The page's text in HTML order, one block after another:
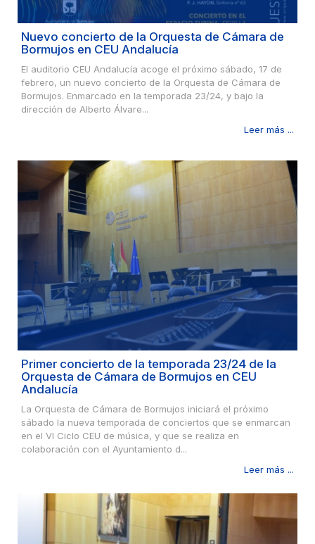
Nuevo concierto de la Orquesta de Cámara de
Bormujos en CEU Andalucía
El auditorio CEU Andalucía acoge el próximo sábado, 17 de
febrero, un nuevo concierto de la Orquesta de Cámara de
Bormujos. Enmarcado en la temporada 23/24, y bajo la
dirección de Alberto Álvare...
Leer más ...
Primer concierto de la temporada 23/24 de la
Orquesta de Cámara de Bormujos en CEU
Andalucía
La Orquesta de Cámara de Bormujos iniciará el próximo
sábado la nueva temporada de conciertos que se enmarcan
en el VI Ciclo CEU de música, y que se realiza en
colaboración con el Ayuntamiento d...
Leer más ...